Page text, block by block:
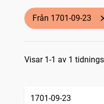
Från 1701-09-23
Visar 1-1 av 1
1701-09-23